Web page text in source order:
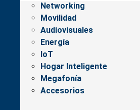
Networking
Movilidad
Audiovisuales
Energía
IoT
Hogar Inteligente
Megafonía
Accesorios